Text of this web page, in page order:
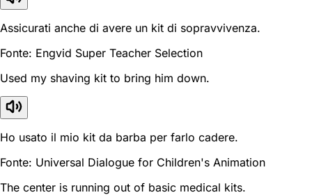
Assicurati anche di avere un kit di sopravvivenza.
Fonte: Engvid Super Teacher Selection
Used my shaving kit to bring him down.
Ho usato il mio kit da barba per farlo cadere.
Fonte: Universal Dialogue for Children's Animation
The center is running out of basic medical kits.